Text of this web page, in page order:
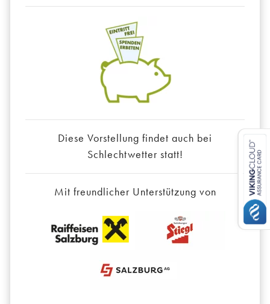
Diese Vorstellung findet auch bei
Schlechtwetter statt!
Mit freundlicher Unterstützung von